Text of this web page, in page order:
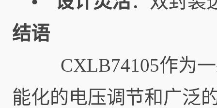
结语
CXLB74105作为一
能化的电压调节和广泛